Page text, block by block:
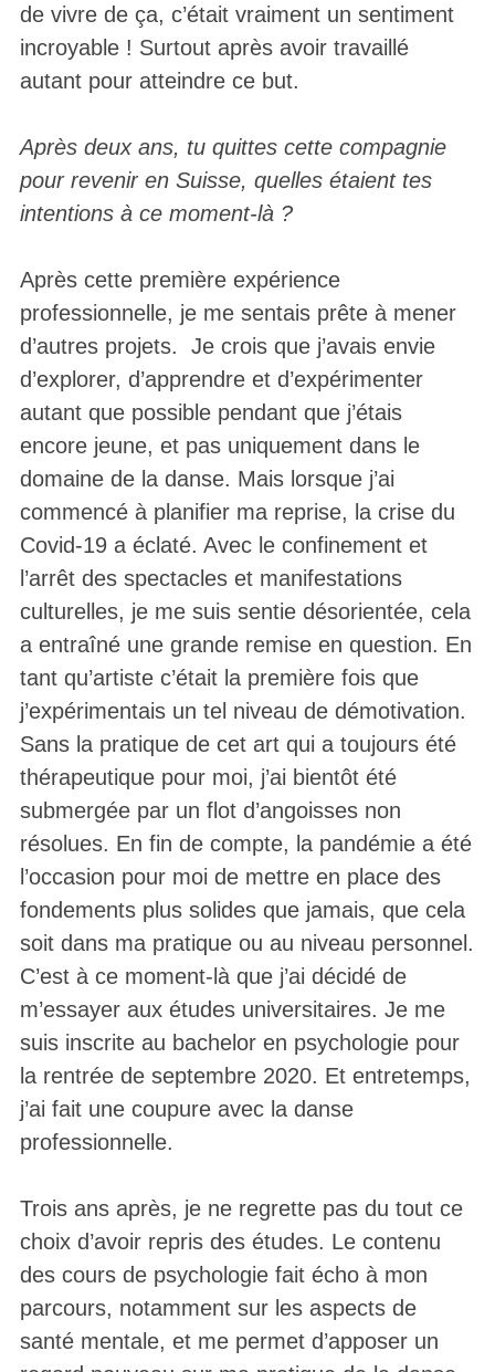
de vivre de ça, c’était vraiment un sentiment
incroyable ! Surtout après avoir travaillé
autant pour atteindre ce but.
Après deux ans, tu quittes cette compagnie
pour revenir en Suisse, quelles étaient tes
intentions à ce moment-là ?
Après cette première expérience
professionnelle, je me sentais prête à mener
d’autres projets. Je crois que j’avais envie
d’explorer, d’apprendre et d’expérimenter
autant que possible pendant que j’étais
encore jeune, et pas uniquement dans le
domaine de la danse. Mais lorsque j’ai
commencé à planifier ma reprise, la crise du
Covid-19 a éclaté. Avec le confinement et
l’arrêt des spectacles et manifestations
culturelles, je me suis sentie désorientée, cela
a entraîné une grande remise en question. En
tant qu’artiste c’était la première fois que
j’expérimentais un tel niveau de démotivation.
Sans la pratique de cet art qui a toujours été
thérapeutique pour moi, j’ai bientôt été
submergée par un flot d’angoisses non
résolues. En fin de compte, la pandémie a été
l’occasion pour moi de mettre en place des
fondements plus solides que jamais, que cela
soit dans ma pratique ou au niveau personnel.
C’est à ce moment-là que j’ai décidé de
m’essayer aux études universitaires. Je me
suis inscrite au bachelor en psychologie pour
la rentrée de septembre 2020. Et entretemps,
j’ai fait une coupure avec la danse
professionnelle.
Trois ans après, je ne regrette pas du tout ce
choix d’avoir repris des études. Le contenu
des cours de psychologie fait écho à mon
parcours, notamment sur les aspects de
santé mentale, et me permet d’apposer un